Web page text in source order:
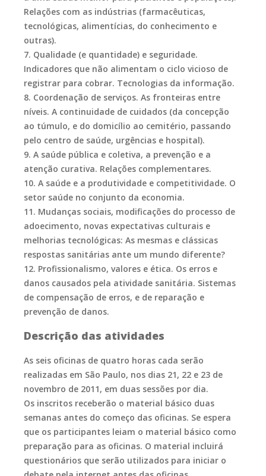
Relações com as indústrias (farmacêuticas,
tecnológicas, alimentícias, do conhecimento e
outras).
7. Qualidade (e quantidade) e seguridade.
Indicadores que não alimentam o ciclo vicioso de
registrar para cobrar. Tecnologias da informação.
8. Coordenação de serviços. As fronteiras entre
níveis. A continuidade de cuidados (da concepção
ao túmulo, e do domicílio ao cemitério, passando
pelo centro de saúde, urgências e hospital).
9. A saúde pública e coletiva, a prevenção e a
atenção curativa. Relações complementares.
10. A saúde e a produtividade e competitividade. O
setor saúde no conjunto da economia.
11. Mudanças sociais, modificações do processo de
adoecimento, novas expectativas culturais e
melhorias tecnológicas: As mesmas e clássicas
respostas sanitárias ante um mundo diferente?
12. Profissionalismo, valores e ética. Os erros e
danos causados pela atividade sanitária. Sistemas
de compensação de erros, e de reparação e
prevenção de danos.
Descrição das atividades
As seis oficinas de quatro horas cada serão
realizadas em São Paulo, nos dias 21, 22 e 23 de
novembro de 2011, em duas sessões por dia.
Os inscritos receberão o material básico duas
semanas antes do começo das oficinas. Se espera
que os participantes leiam o material básico como
preparação para as oficinas. O material incluirá
questionários que serão utilizados para iniciar o